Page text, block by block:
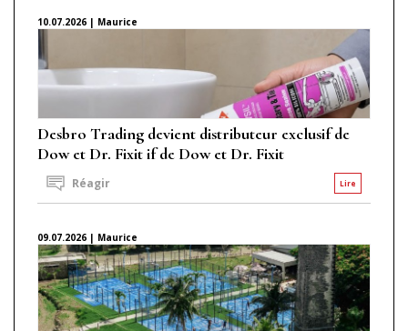
10.07.2026 | Maurice
Desbro Trading devient distributeur exclusif de
Dow et Dr. Fixit if de Dow et Dr. Fixit
Lire
Réagir
09.07.2026 | Maurice